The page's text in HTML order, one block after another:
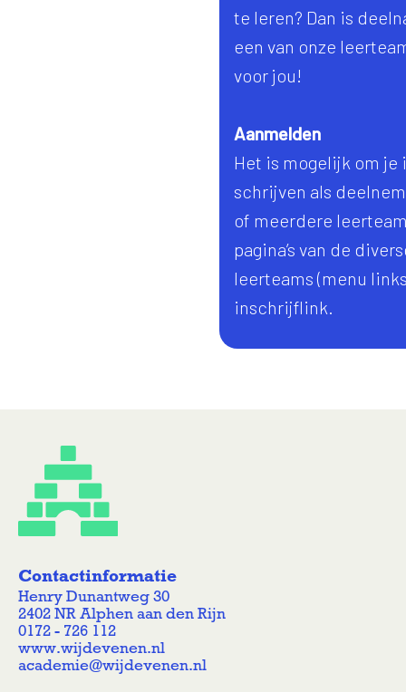
te leren? Dan is
een van onze
voor jou!
Aanmelden
Het is mogelijk om je
schrijven als
of meerdere
pagina’s van de
leerteams (menu
inschrijflink.
Contactinformatie
Henry Dunantweg 30
2402 NR Alphen aan den Rijn
0172 - 726 112
www.wijdevenen.nl
academie@wijdevenen.nl